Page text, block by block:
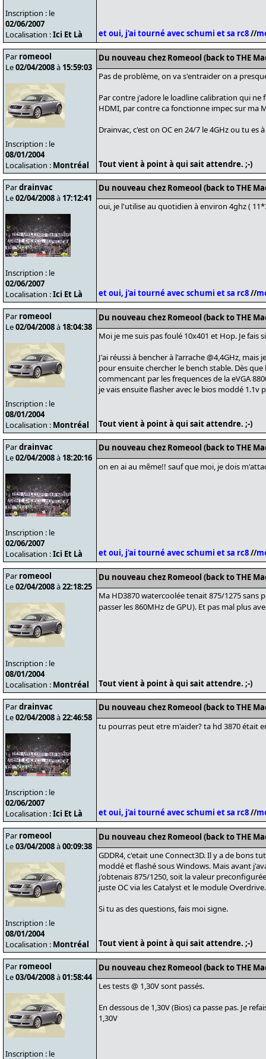
Inscription : le
02/06/2007
Localisation :Ici Et Là et oui, j'ai tourné avec schumi et sa rc8//
Par romeool
Le02/04/2008à 15:59:03
Inscription : le
08/01/2004
Localisation : Montréal
Du nouveau chez Romeool (back to THE
Pas de problème, on va s'entraider on a
Par contre j'adore le loadline calibration qui ne
HDMI, par contre ca fonctionne impec sur ma
Drainvac, c'est on OC en 24/7 le 4GHz ou tu es
Tout vient à point à qui sait attendre. ;-)
Pardrainvac
Le02/04/2008à 17:12:41
Inscription : le
02/06/2007
Localisation :Ici Et Là
Du nouveau chez Romeool (back to THE
oui, je l'utilise au quotidien à environ 4ghz (
et oui, j'ai tourné avec schumi et sa rc8//
Par romeool
Le02/04/2008à 18:04:38
Inscription : le
08/01/2004
Localisation : Montréal
Du nouveau chez Romeool (back to THE
Moi je me suis pas foulé 10x401 et Hop. Je fais
J'ai réussi à bencher à l'arrache @4,4GHz, mais
pour ensuite chercher le bench stable. Dès que
commencant par les frequences de la eVGA
je vais ensuite flasher avec le bios moddé 1.1v
Tout vient à point à qui sait attendre. ;-)
Pardrainvac
Le02/04/2008à 18:20:16
Inscription : le
02/06/2007
Localisation :Ici Et Là
Du nouveau chez Romeool (back to THE
on en ai au même!! sauf que moi, je dois
et oui, j'ai tourné avec schumi et sa rc8//
Par romeool
Le02/04/2008à22:18:25
Inscription : le
08/01/2004
Localisation : Montréal
Du nouveau chez Romeool (back to THE
Ma HD3870 watercoolée tenait 875/1275 sans
passer les 860MHz de GPU). Et pas mal plus
Tout vient à point à qui sait attendre. ;-)
Pardrainvac
Le02/04/2008à22:46:58
Inscription : le
02/06/2007
Localisation :Ici Et Là
Du nouveau chez Romeool (back to THE
tu pourras peut etre m'aider? ta hd 3870 était
et oui, j'ai tourné avec schumi et sa rc8//
Par romeool
Le03/04/2008à00:09:38
Inscription : le
08/01/2004
Localisation : Montréal
Du nouveau chez Romeool (back to THE
GDDR4, c'etait une Connect3D. Il y a de bons
moddé et flashé sous Windows. Mais avant
j'obtenais 875/1250, soit la valeur
juste OC via les Catalyst et le module Overdrive.
Si tu as des questions, fais moi signe.
Tout vient à point à qui sait attendre. ;-)
Par romeool
Le03/04/2008à01:58:44
Inscription : le
Du nouveau chez Romeool (back to THE
Les tests @ 1,30V sont passés.
En dessous de 1,30V (Bios) ca passe pas. Je
1,30V